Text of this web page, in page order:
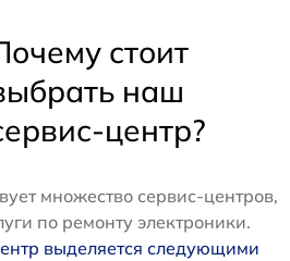
стоит
наш
центр?
множество сервис-центров,
по ремонту электроники.
выделяется следующими